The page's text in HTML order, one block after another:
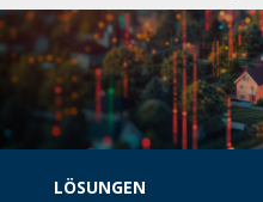
LÖSUNGEN